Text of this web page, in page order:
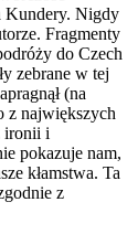
Kundery. Nigdy
Fragmenty
do Czech
zebrane w tej
(na
z największych
ironii i
pokazuje nam,
kłamstwa. Ta
z